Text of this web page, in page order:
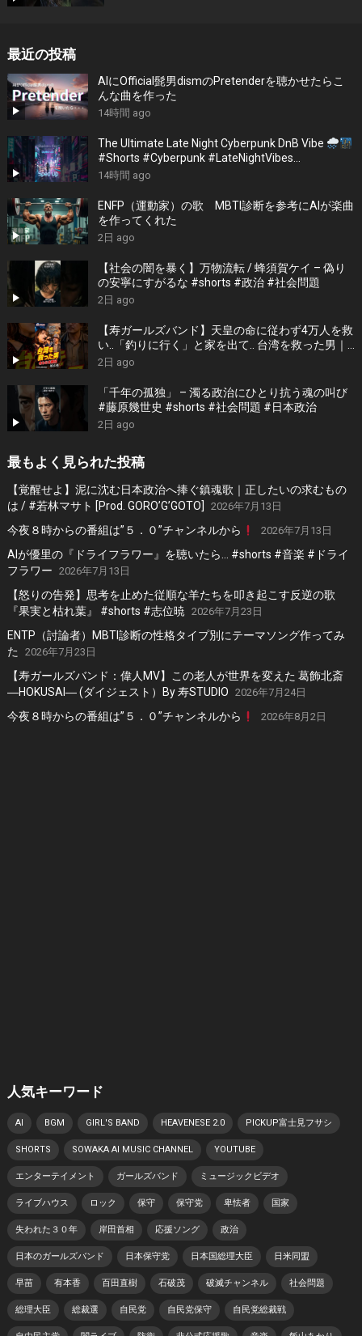
最近の投稿
AIにOfficial髭男dismのPretenderを聴かせたらこ
んな曲を作った
14時間 ago
The Ultimate Late Night Cyberpunk DnB Vibe
#Shorts #Cyberpunk #LateNightVibes
#ElectronicMusic
14時間 ago
ENFP（運動家）の歌 MBTI診断を参考にAIが楽曲
を作ってくれた
2日 ago
【社会の闇を暴く】万物流転 / 蜂須賀ケイ – 偽り
の安寧にすがるな #shorts #政治 #社会問題
2日 ago
【寿ガールズバンド】天皇の命に従わず4万人を救
い..「釣りに行く」と家を出て.. 台湾を救った男｜
根本博『名もなき勝利』 by 寿STUDIO
2日 ago
「千年の孤独」 – 濁る政治にひとり抗う魂の叫び
#藤原幾世史 #shorts #社会問題 #日本政治
2日 ago
最もよく見られた投稿
【覚醒せよ】泥に沈む日本政治へ捧ぐ鎮魂歌｜正したいの求むもの
は / #若林マサト [Prod. GORO’G’GOTO]
2026年7月13日
今夜８時からの番組は”５．０”チャンネルから 2026年7月13日
AIが優里の『ドライフラワー』を聴いたら… #shorts #音楽 #ドライ
フラワー 2026年7月13日
【怒りの告発】思考を止めた従順な羊たちを叩き起こす反逆の歌
『果実と枯れ葉』 #shorts #志位暁 2026年7月23日
ENTP（討論者）MBTI診断の性格タイプ別にテーマソング作ってみ
た
2026年7月23日
【寿ガールズバンド：偉人MV】この老人が世界を変えた 葛飾北斎
―HOKUSAI― (ダイジェスト）By 寿STUDIO 2026年7月24日
今夜８時からの番組は”５．０”チャンネルから 2026年8月2日
人気キーワード
AI BGM GIRL'S BAND HEAVENESE 2.0 PICKUP富士見フサシ
SHORTS SOWAKA AI MUSIC CHANNEL YOUTUBE
エンターテイメント ガールズバンド ミュージックビデオ
ライブハウス ロック 保守 保守党 卑怯者 国家
失われた３０年 岸田首相 応援ソング 政治
日本のガールズバンド 日本保守党 日本国総理大臣 日米同盟
早苗 有本香 百田直樹 石破茂 破滅チャンネル 社会問題
総理大臣 総裁選 自民党 自民党保守 自民党総裁戦